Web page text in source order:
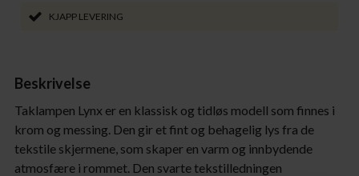
KJAPP LEVERING
Beskrivelse
Taklampen Lynx er en klassisk og tidløs modell som finnes i
krom og messing. Den gir et fint og behagelig lys fra de
tekstile skjermene, som skaper en varm og innbydende
atmosfære i rommet. Den svarte tekstilledningen